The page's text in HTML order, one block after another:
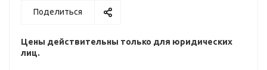
Поделиться
Цены действительны только для юридических
лиц.